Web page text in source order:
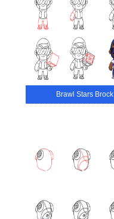
Brawl Stars Brock